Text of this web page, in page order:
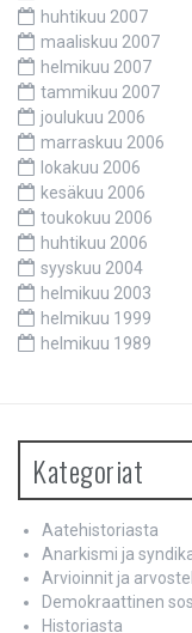
huhtikuu 2007
maaliskuu 2007
helmikuu 2007
tammikuu 2007
joulukuu 2006
marraskuu 2006
lokakuu 2006
kesäkuu 2006
toukokuu 2006
huhtikuu 2006
syyskuu 2004
helmikuu 2003
helmikuu 1999
helmikuu 1989
Kategoriat
Aatehistoriasta
Anarkismi ja
Arvioinnit ja
Demokraattinen
Historiasta